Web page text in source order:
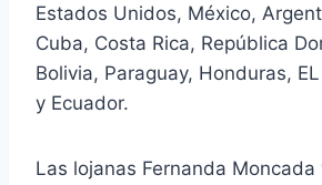
Estados Unidos, México,
Cuba, Costa Rica, República
Bolivia, Paraguay, Honduras,
y Ecuador.
Las lojanas Fernanda